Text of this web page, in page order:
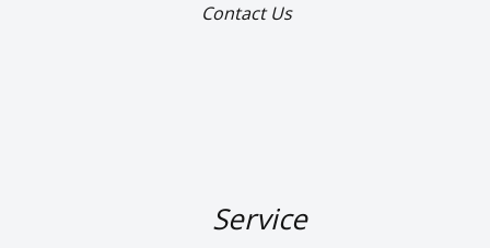
Contact Us